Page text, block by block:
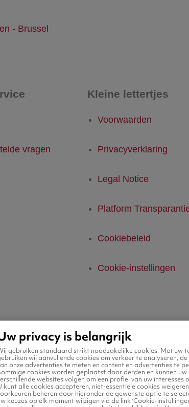
- Brussel
vragen
Kleine lettertjes
Voorwaarden
Privacyverklaring
Legal Notice
Platform
Cookiebeleid
Cookie-instellingen
privacy is belangrijk
gebruiken standaard strikt noodzakelijke cookies. Met uw
wij aanvullende cookies om verkeer te analyseren,
onze advertenties te meten en content en advertenties te
cookies worden geplaatst door derden en kunnen
websites volgen om een profiel van uw interesses
kunt alle cookies accepteren, niet-essentiële cookies
beheren door hieronder de gewenste optie te
keuzes op elk moment wijzigen via de link ‘Cookie-